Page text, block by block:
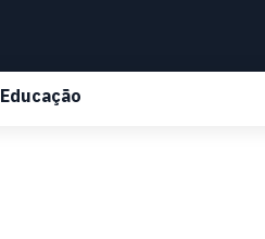
Educação